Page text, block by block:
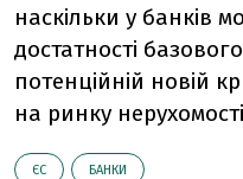
наскільки у банків
достатності
потенційній новій
на ринку
ЄС БАНКИ